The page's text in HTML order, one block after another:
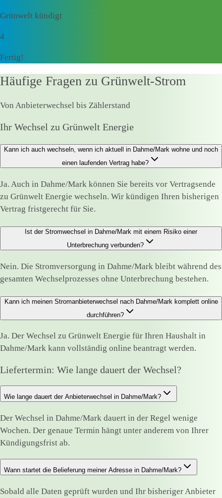
Grünwelt kündigt
4
Fertig!
Häufige Fragen zu Grünwelt-Strom
Von Anbieterwechsel bis Zählerstand
Ihr Wechsel zu Grünwelt Energie
Kann ich auch wechseln, wenn ich aktuell in Dahme/Mark wohne und noch
einen laufenden Vertrag habe?
Ja. Auch in Dahme/Mark können Sie bereits vor Vertragsende
zu Grünwelt Energie wechseln. Wir kündigen Ihren bisherigen
Vertrag fristgerecht für Sie.
Ist der Stromwechsel in Dahme/Mark mit einem Risiko einer
Unterbrechung verbunden?
Nein. Die Stromversorgung in Dahme/Mark bleibt während des
gesamten Wechselprozesses ohne Unterbrechung bestehen.
Kann ich meinen Stromanbieterwechsel nach Dahme/Mark komplett online
durchführen?
Ja. Der Wechsel zu Grünwelt Energie für Ihren Haushalt in
Dahme/Mark kann vollständig online beantragt werden.
Liefertermin: Wie lange dauert der Wechsel?
Wie lange dauert der Anbieterwechsel in Dahme/Mark?
Der Wechsel in Dahme/Mark dauert in der Regel wenige
Wochen. Der genaue Termin hängt unter anderem von Ihrer
Kündigungsfrist ab.
Wann startet die Belieferung meiner Adresse in Dahme/Mark?
Sobald alle Daten geprüft wurden und Ihr bisheriger Anbieter